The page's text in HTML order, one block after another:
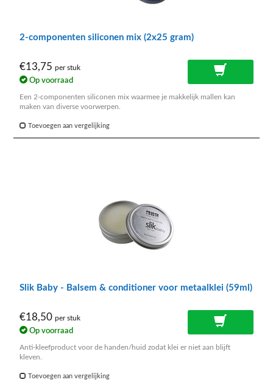
2-componenten siliconen mix (2x25 gram)
€13,75 per stuk
Op voorraad
Een 2-componenten siliconen mix waarmee je makkelijk mallen kan
maken van diverse voorwerpen.
Toevoegen aan vergelijking
Slik Baby - Balsem & conditioner voor metaalklei (59ml)
€18,50 per stuk
Op voorraad
Anti-kleefproduct voor de handen/huid zodat klei er niet aan blijft
kleven.
Toevoegen aan vergelijking